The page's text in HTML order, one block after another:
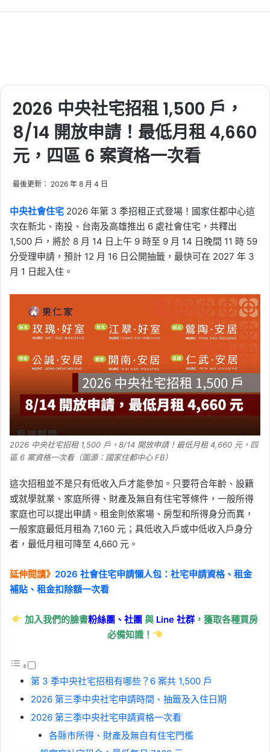
2026 中央社宅招租 1,500 戶，
8/14 開放申請！最低月租 4,660
元，四區 6 案資格一次看
最後更新： 2026 年 8 月 4 日
中央社會住宅 2026 年第 3 季招租正式登場！國家住都中心這
次在新北、南投、台南及高雄推出 6 處社會住宅，共釋出
1,500 戶，將於 8 月 14 日上午 9 時至 9 月 14 日晚間 11 時 59
分受理申請，預計 12 月 16 日公開抽籤，最快可在 2027 年 3
月 1 日起入住。
2026 中央社宅招租 1,500 戶，8/14 開放申請！最低月租 4,660 元，四
區 6 案資格一次看（圖源：國家住都中心 FB）
這次招租並不是只有低收入戶才能參加。只要符合年齡、設籍
或就學就業、家庭所得、財產及無自有住宅等條件，一般所得
家庭也可以提出申請。租金則依案場、房型和所得身分而異，
一般家庭最低月租為 7,160 元；具低收入戶或中低收入戶身分
者，最低月租可降至 4,660 元。
延伸閱讀》 2026 社會住宅申請懶人包：社宅申請資格、租金
補貼、租金扣除額一次看
加入我們的臉書粉絲團、社團與 Line社群 ，獲取各種買房
必備知識！
第 3 季中央社宅招租有哪些？6 案共 1,500 戶
2026 第三季中央社宅申請時間、抽籤及入住日期
2026 第三季中央社宅申請資格一次看
各縣市所得、財產及無自有住宅門檻